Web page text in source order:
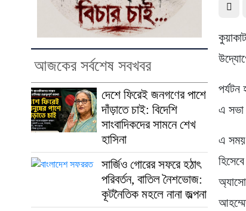
আজকের সর্বশেষ সবখবর
দেশে ফিরেই জনগণের পাশে
দাঁড়াতে চাই: বিদেশি
সাংবাদিকদের সামনে শেখ
হাসিনা
সার্জিও গোরের সফরে হঠাৎ
পরিবর্তন, বাতিল নৈশভোজ:
কূটনৈতিক মহলে নানা জল্পনা
পর্যটন
এ সভা
এ সময়